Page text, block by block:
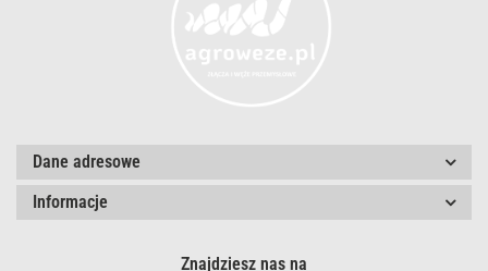
Dane adresowe
Informacje
Znajdziesz nas na